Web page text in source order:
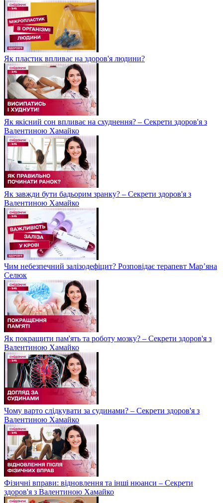
Як пластик впливає на здоров'я людини?
Як якісний сон впливає на схуднення? – Секрети здоров'я з
Валентиною Хамайко
Як завжди бути бадьорим зранку? – Секрети здоров'я з
Валентиною Хамайко
Чим небезпечний залізодефіцит? Розповідає терапевт Мар’яна
Селюк
Як покращити пам'ять та роботу мозку? – Секрети здоров'я з
Валентиною Хамайко
Чому варто слідкувати за судинами? – Секрети здоров'я з
Валентиною Хамайко
Фізичні вправи: відновлення та інші нюанси – Секрети
здоров'я з Валентиною Хамайко